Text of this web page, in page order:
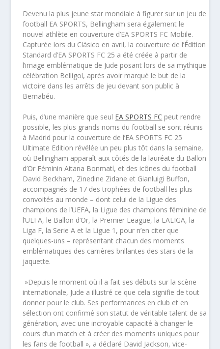
​Devenu la plus jeune star mondiale à figurer sur un jeu de
football EA SPORTS, Bellingham sera également le
nouvel athlète en couverture d’EA SPORTS FC Mobile.
Capturée lors du Clásico en avril, la couverture de l’Édition
Standard d’EA SPORTS FC 25 a été créée à partir de
l’image emblématique de Jude posant lors de sa mythique
célébration Belligol, après avoir marqué le but de la
victoire dans les arrêts de jeu devant son public à
Bernabéu.
​Puis, d’une manière que seul EA SPORTS FC peut rendre
possible, les plus grands noms du football se sont réunis
à Madrid pour la couverture de l’EA SPORTS FC 25
Ultimate Edition révélée un peu plus tôt dans la semaine,
où Bellingham apparaît aux côtés de la lauréate du Ballon
d’Or Féminin Aitana Bonmatí, et des icônes du football
David Beckham, Zinedine Zidane et Gianluigi Buffon,
accompagnés de 17 des trophées de football les plus
convoités au monde – dont celui de la Ligue des
champions de l’UEFA, la Ligue des champions féminine de
l’UEFA, le Ballon d’Or, la Premier League, la LALIGA, la
Liga F, la Serie A et la Ligue 1, pour n’en citer que
quelques-uns – représentant chacun des moments
emblématiques des carrières brillantes des stars de la
jaquette.
​ »Depuis le moment où il a fait ses débuts sur la scène
internationale, Jude a illustré ce que cela signifie de tout
donner pour le club. Ses performances en club et en
sélection ont confirmé son statut de véritable talent de sa
génération, avec une incroyable capacité à changer le
cours d’un match et à créer des moments uniques pour
les fans de football », a déclaré David Jackson, vice-